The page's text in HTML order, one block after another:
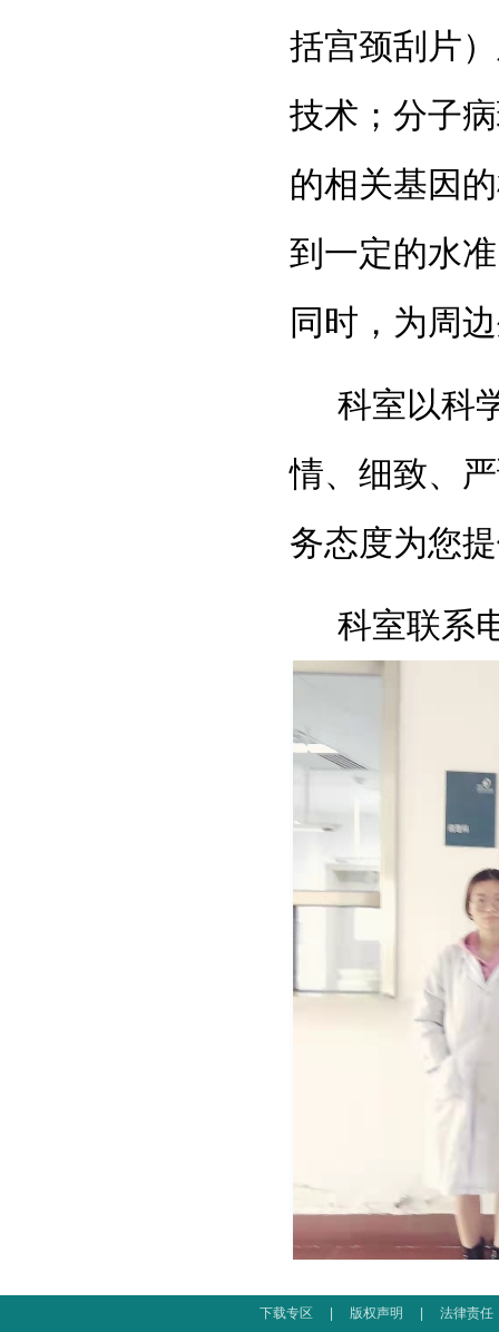
括宫颈刮片
技术；分子
的相关基因
到一定的水
同时，为周
科室以科
情、细致、
务态度为您
科室联系
下载专区 版权声明 法律责任